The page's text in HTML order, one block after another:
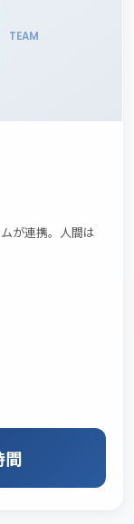
TEAM
が連携。人間は
間